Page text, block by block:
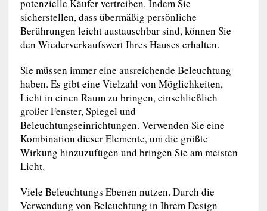
potenzielle Käufer vertreiben. Indem Sie
sicherstellen, dass übermäßig persönliche
Berührungen leicht austauschbar sind, können Sie
den Wiederverkaufswert Ihres Hauses erhalten.
Sie müssen immer eine ausreichende Beleuchtung
haben. Es gibt eine Vielzahl von Möglichkeiten,
Licht in einen Raum zu bringen, einschließlich
großer Fenster, Spiegel und
Beleuchtungseinrichtungen. Verwenden Sie eine
Kombination dieser Elemente, um die größte
Wirkung hinzuzufügen und bringen Sie am meisten
Licht.
Viele Beleuchtungs Ebenen nutzen. Durch die
Verwendung von Beleuchtung in Ihrem Design